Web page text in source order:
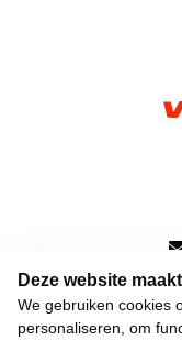
Deze website
We gebruiken cookies
personaliseren, om